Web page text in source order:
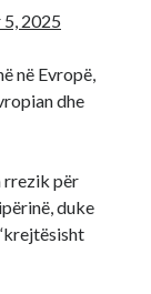
2025
në Evropë,
dhe
rrezik për
duke